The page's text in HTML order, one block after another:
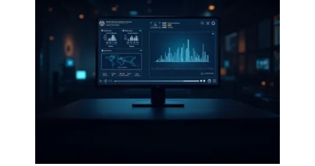
블로그